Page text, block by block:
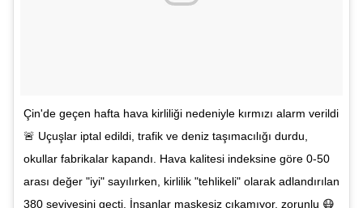
Çin'de geçen hafta hava kirliliği nedeniyle kırmızı alarm verildi
🚨 Uçuşlar iptal edildi, trafik ve deniz taşımacılığı durdu,
okullar fabrikalar kapandı. Hava kalitesi indeksine göre 0-50
arası değer "iyi" sayılırken, kirlilik "tehlikeli" olarak adlandırılan
380 seviyesini geçti. İnsanlar maskesiz çıkamıyor, zorunlu 😷